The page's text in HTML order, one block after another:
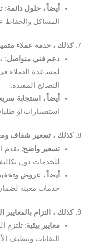
أيضاً ، حلول دائمة:
المشاكل والحفاظ
7. كذلك ، خدمة عملاء
دعم فني متواصل:
لمساعدة العملاء
النصائح المفيدة.
أيضاً ، استجابة
استفسارات أو
8. كذلك ، تسعير شفاف
تسعير واضح: تقدم
للخدمات دون
أيضاً ، عروض
خدمات معينة
9. كذلك ، التزام بالمعايير
معايير بيئية: تلتزم
النفايات وتنظيف